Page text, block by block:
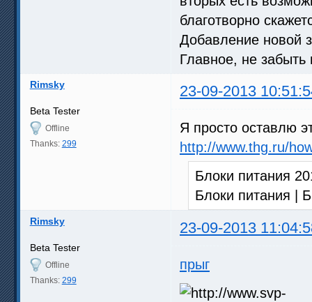
благотворно
Добавление новой
Главное, не забыть
Rimsky 23-09-2013
Beta Tester
Offline
Thanks: 299
Я просто оставлю
http://www.thg.ru/
Блоки питания
Блоки питания |
Rimsky 23-09-2013
Beta Tester
Offline
Thanks: 299
прыг